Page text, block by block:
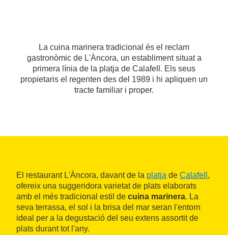
La cuina marinera tradicional és el reclam
gastronòmic de L'Àncora, un establiment situat a
primera línia de la platja de Calafell. Els seus
propietaris el regenten des del 1989 i hi apliquen un
tracte familiar i proper.
El restaurant L'Àncora, davant de la platja de Calafell ,
ofereix una suggeridora varietat de plats elaborats
amb el més tradicional estil de cuina marinera. La
seva terrassa, el sol i la brisa del mar seran l'entorn
ideal per a la degustació del seu extens assortit de
plats durant tot l'any.